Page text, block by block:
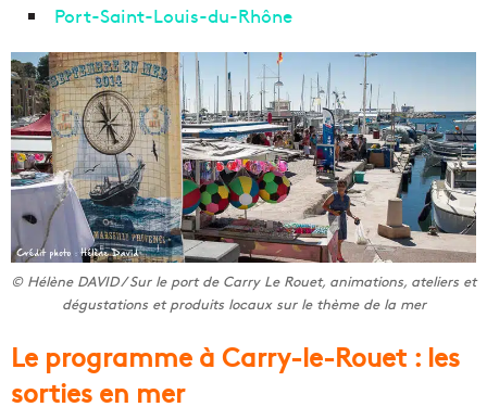
Port-Saint-Louis-du-Rhône
© Hélène DAVID / Sur le port de Carry Le Rouet, animations, ateliers et
dégustations et produits locaux sur le thème de la mer
Le programme à Carry-le-Rouet : les
sorties en mer